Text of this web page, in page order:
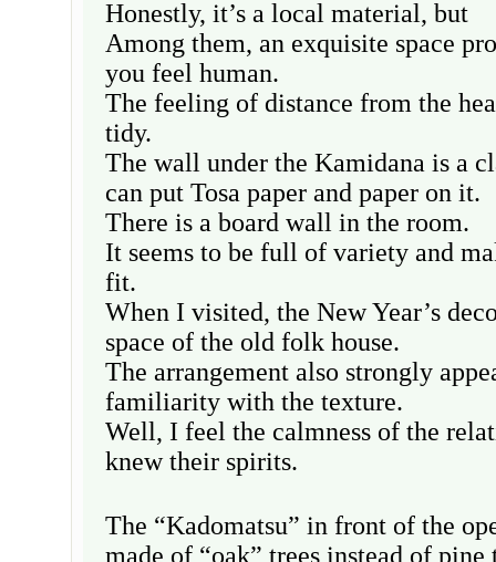
Honestly, it’s a local material, but
Among them, an exquisite space
you feel human.
The feeling of distance from the
tidy.
The wall under the Kamidana is a
can put Tosa paper and paper on it.
There is a board wall in the room.
It seems to be full of variety and
fit.
When I visited, the New Year’s
space of the old folk house.
The arrangement also strongly
familiarity with the texture.
Well, I feel the calmness of the
knew their spirits.
The “Kadomatsu” in front of the
made of “oak” trees instead of pine